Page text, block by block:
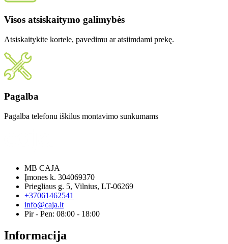
Visos atsiskaitymo galimybės
Atsiskaitykite kortele, pavedimu ar atsiimdami prekę.
Pagalba
Pagalba telefonu iškilus montavimo sunkumams
MB CAJA
Įmones k. 304069370
Priegliaus g. 5, Vilnius, LT-06269
+37061462541
info@caja.lt
Pir - Pen: 08:00 - 18:00
Informacija